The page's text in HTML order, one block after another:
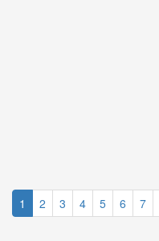
1 2 3 4 5 6 7